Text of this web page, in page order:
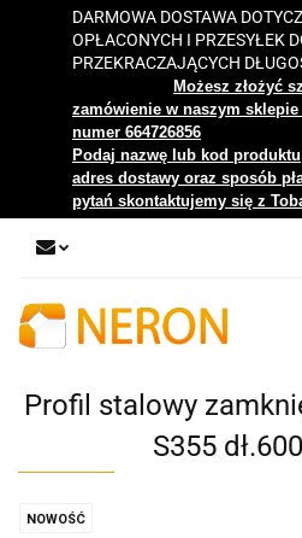
DARMOWA DOSTAWA
OPŁACONYCH I PRZESYŁEK
PRZEKRACZAJĄCYCH
Możesz złożyć
zamówienie w naszym
numer 664726856
Podaj nazwę lub kod
adres dostawy oraz sposób
pytań skontaktujemy się z
Profil stalowy
S355
NOWOŚĆ